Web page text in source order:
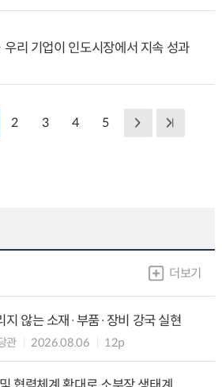
리 기업이 인도시장에서 지속 성과
2 3 4 5
더보기
지 않는 소재·부품·장비 강국 실현
관 2026.08.06 12p